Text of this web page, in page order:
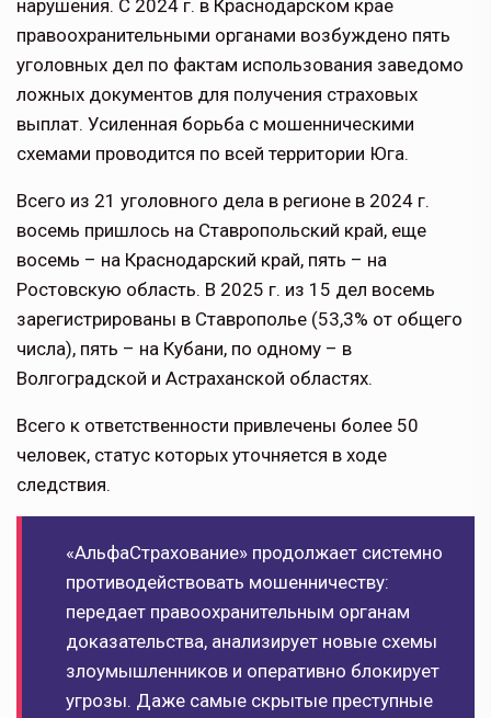
нарушения. С 2024 г. в Краснодарском крае
правоохранительными органами возбуждено пять
уголовных дел по фактам использования заведомо
ложных документов для получения страховых
выплат. Усиленная борьба с мошенническими
схемами проводится по всей территории Юга.
Всего из 21 уголовного дела в регионе в 2024 г.
восемь пришлось на Ставропольский край, еще
восемь – на Краснодарский край, пять – на
Ростовскую область. В 2025 г. из 15 дел восемь
зарегистрированы в Ставрополье (53,3% от общего
числа), пять – на Кубани, по одному – в
Волгоградской и Астраханской областях.
Всего к ответственности привлечены более 50
человек, статус которых уточняется в ходе
следствия.
«АльфаСтрахование» продолжает системно
противодействовать мошенничеству:
передает правоохранительным органам
доказательства, анализирует новые схемы
злоумышленников и оперативно блокирует
угрозы. Даже самые скрытые преступные